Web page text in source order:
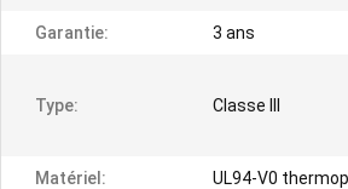
Garantie: 3 ans
Type: Classe III
Matériel: UL94-V0